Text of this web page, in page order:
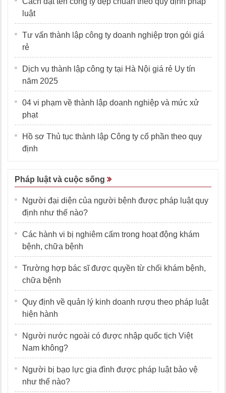
luật
Tư vấn thành lập công ty doanh nghiệp trọn gói giá
rẻ
Dịch vụ thành lập công ty tại Hà Nội giá rẻ Uy tín
năm 2025
04 vi phạm về thành lập doanh nghiệp và mức xử
phạt
Hồ sơ Thủ tục thành lập Công ty cổ phần theo quy
định
Pháp luật và cuộc sống
Người đại diện của người bệnh được pháp luật quy
định như thế nào?
Các hành vi bị nghiêm cấm trong hoạt động khám
bệnh, chữa bệnh
Trường hợp bác sĩ được quyền từ chối khám bệnh,
chữa bệnh
Quy định về quản lý kinh doanh rượu theo pháp luật
hiện hành
Người nước ngoài có được nhập quốc tịch Việt
Nam không?
Người bị bạo lực gia đình được pháp luật bảo vệ
như thế nào?